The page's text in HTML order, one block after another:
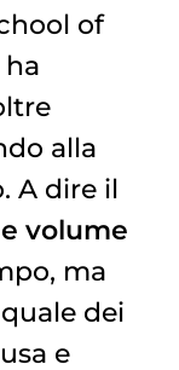
of
alla
A dire il
volume
ma
dei
e